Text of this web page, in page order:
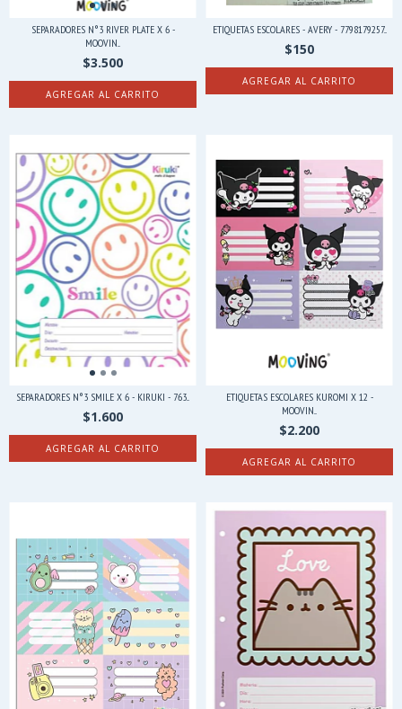
SEPARADORES N°3 RIVER PLATE X 6 -
MOOVIN...
$3.500
ETIQUETAS ESCOLARES - AVERY - 7798179257...
$150
SEPARADORES N°3 SMILE X 6 - KIRUKI - 763...
$1.600
ETIQUETAS ESCOLARES KUROMI X 12 -
MOOVIN...
$2.200